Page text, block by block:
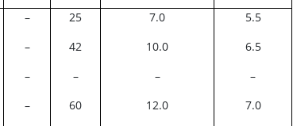
–
–
–
–
25
42
–
60
7.0
10.0
–
12.0
5.5
6.5
–
7.0